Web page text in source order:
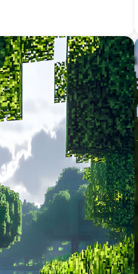
máy tính để bàn hoặc di